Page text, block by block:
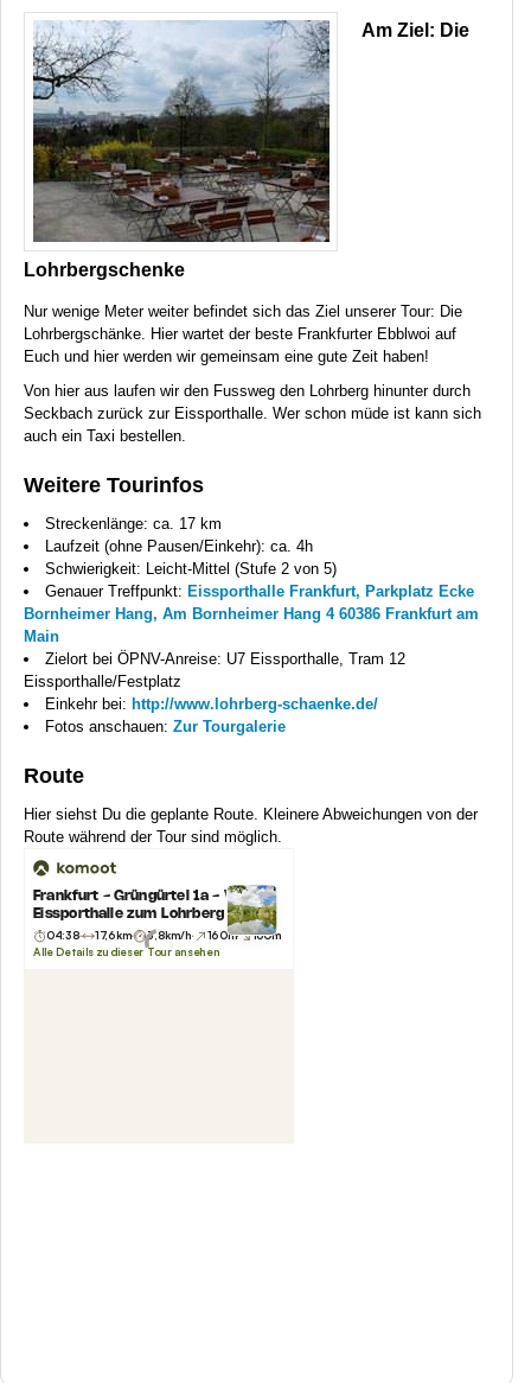
Am Ziel: Die
Lohrbergschenke
Nur wenige Meter weiter befindet sich das Ziel unserer Tour: Die
Lohrbergschänke. Hier wartet der beste Frankfurter Ebblwoi auf
Euch und hier werden wir gemeinsam eine gute Zeit haben!
Von hier aus laufen wir den Fussweg den Lohrberg hinunter durch
Seckbach zurück zur Eissporthalle. Wer schon müde ist kann sich
auch ein Taxi bestellen.
Weitere Tourinfos
Streckenlänge: ca. 17 km
Laufzeit (ohne Pausen/Einkehr): ca. 4h
Schwierigkeit: Leicht-Mittel (Stufe 2 von 5)
Genauer Treffpunkt: Eissporthalle Frankfurt, Parkplatz Ecke
Bornheimer Hang, Am Bornheimer Hang 4 60386 Frankfurt am
Main
Zielort bei ÖPNV-Anreise: U7 Eissporthalle, Tram 12
Eissporthalle/Festplatz
Einkehr bei: http://www.lohrberg-schaenke.de/
Fotos anschauen: Zur Tourgalerie
Route
Hier siehst Du die geplante Route. Kleinere Abweichungen von der
Route während der Tour sind möglich.